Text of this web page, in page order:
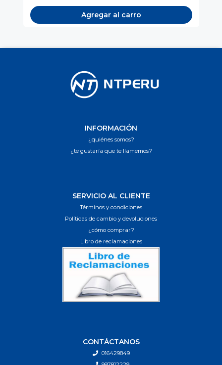
Agregar al carro
INFORMACIÓN
¿quiénes somos?
¿te gustaría que te llamemos?
SERVICIO AL CLIENTE
Términos y condiciones
Políticas de cambio y devoluciones
¿cómo comprar?
Libro de reclamaciones
CONTÁCTANOS
016429849